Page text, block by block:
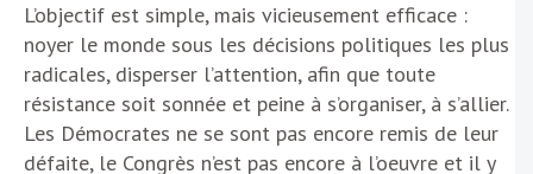
L’objectif est simple, mais vicieusement efficace :
noyer le monde sous les décisions politiques les plus
radicales, disperser l’attention, afin que toute
résistance soit sonnée et peine à s’organiser, à s’allier.
Les Démocrates ne se sont pas encore remis de leur
défaite, le Congrès n’est pas encore à l’oeuvre et il y